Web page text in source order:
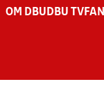
OM DBU DBU TV